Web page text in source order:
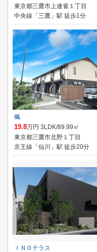
東京都三鷹市上連雀１丁目
中央線「三鷹」駅 徒歩1分
楓
19.8万円 3LDK/89.99㎡
東京都三鷹市北野１丁目
京王線「仙川」駅 徒歩20分
ＩＮＯテラス